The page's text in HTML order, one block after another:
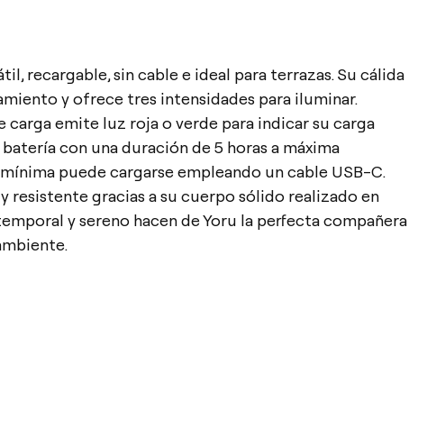
recargable, sin cable e ideal para terrazas. Su cálida
y ofrece tres intensidades para iluminar.
carga emite luz roja o verde para indicar su carga
con una duración de 5 horas a máxima
puede cargarse empleando un cable USB-C.
resistente gracias a su cuerpo sólido realizado en
y sereno hacen de Yoru la perfecta compañera